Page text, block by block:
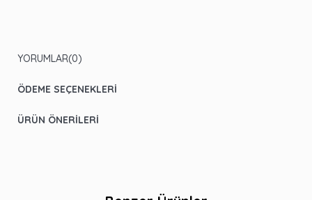
YORUMLAR(0)
ÖDEME SEÇENEKLERI
ÜRÜN ÖNERILERI